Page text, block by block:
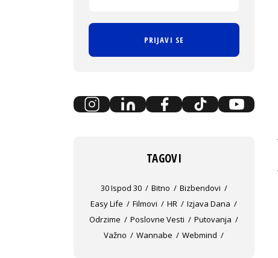
PRIJAVI SE
TAGOVI
30 Ispod 30 Bitno
Bizbendovi
Easy Life
Filmovi HR
Izjava Dana
Odrzime
Poslovne Vesti
Putovanja
Važno
Wannabe Webmind